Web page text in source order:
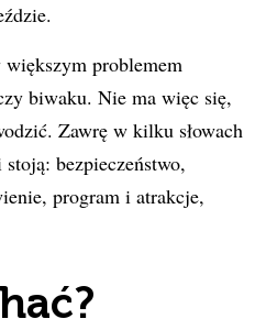
problemem
biwaku. Nie ma więc się,
Zawrę w kilku słowach
bezpieczeństwo,
program i atrakcje,